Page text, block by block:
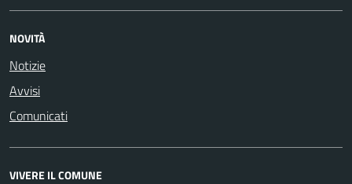
NOVITÀ
Notizie
Avvisi
Comunicati
VIVERE IL COMUNE